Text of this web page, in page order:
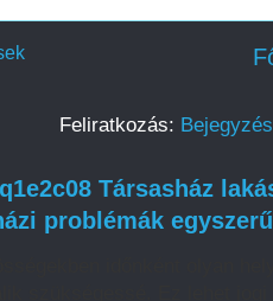
Feliratkozás:
Társasház
problémák